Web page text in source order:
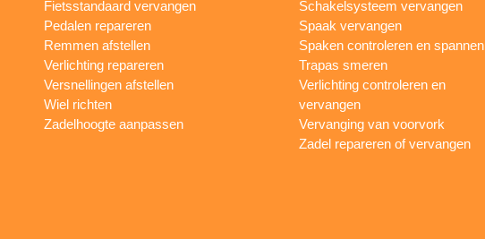
Fietsstandaard vervangen
Pedalen repareren
Remmen afstellen
Verlichting repareren
Versnellingen afstellen
Wiel richten
Zadelhoogte aanpassen
Schakelsysteem vervangen
Spaak vervangen
Spaken controleren en spannen
Trapas smeren
Verlichting controleren en
vervangen
Vervanging van voorvork
Zadel repareren of vervangen